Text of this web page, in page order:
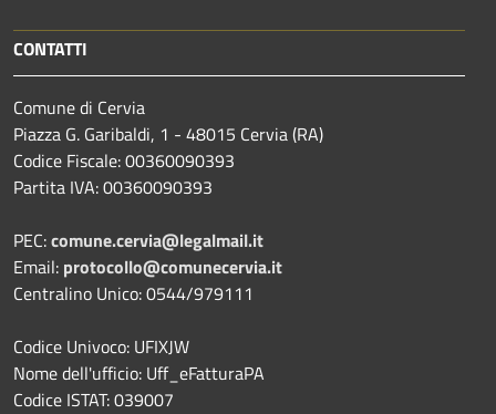
CONTATTI
Comune di Cervia
Piazza G. Garibaldi, 1 - 48015 Cervia (RA)
Codice Fiscale: 00360090393
Partita IVA: 00360090393
PEC:comune.cervia@legalmail.it
Email: protocollo@comunecervia.it
Centralino Unico: 0544/979111
Codice Univoco: UFIXJW
Nome dell'ufficio: Uff_eFatturaPA
Codice ISTAT: 039007